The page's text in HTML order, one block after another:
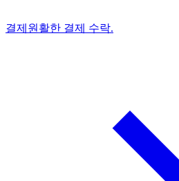
결제 원활한 결제 수락.